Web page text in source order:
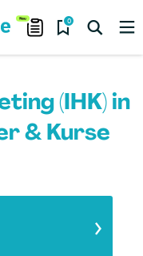
0
(IHK) in
& Kurse